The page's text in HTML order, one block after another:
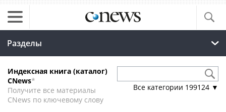
Разделы
Индексная книга (каталог)
CNews*
Получите все материалы
CNews по ключевому слову
Все категории 199124 ▼